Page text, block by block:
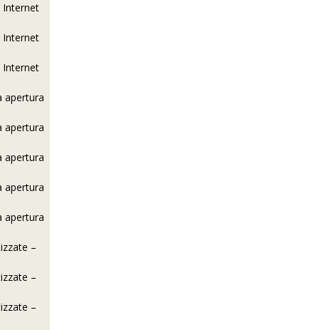
Internet
Internet
Internet
apertura
apertura
apertura
apertura
apertura
–
–
–